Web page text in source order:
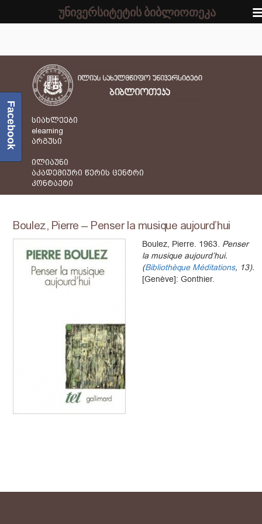
სიახლეები
elearning
არგუსი
ილიაუნი
აკადემიური წერის ცენტრი
კონტაქტი
Boulez, Pierre – Penser la musique aujourd’hui
Boulez, Pierre. 1963. Penser
la musique aujourd’hui.
(Bibliothèque Méditations, 13).
[Genève]: Gonthier.
Facebook
უნივერსიტეტის ბიბლიოთეკა